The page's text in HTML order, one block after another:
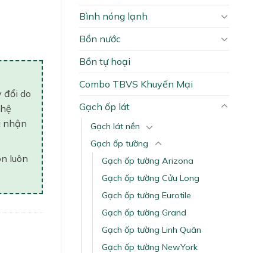
Bình nóng lạnh
Bồn nước
Bồn tự hoại
Combo TBVS Khuyến Mại
Gạch ốp lát
Gạch lát nền
Gạch ốp tường
Gạch ốp tường Arizona
Gạch ốp tường Cửu Long
Gạch ốp tường Eurotile
Gạch ốp tường Grand
Gạch ốp tường Linh Quân
Gạch ốp tường NewYork
đổi do
nhận
luôn